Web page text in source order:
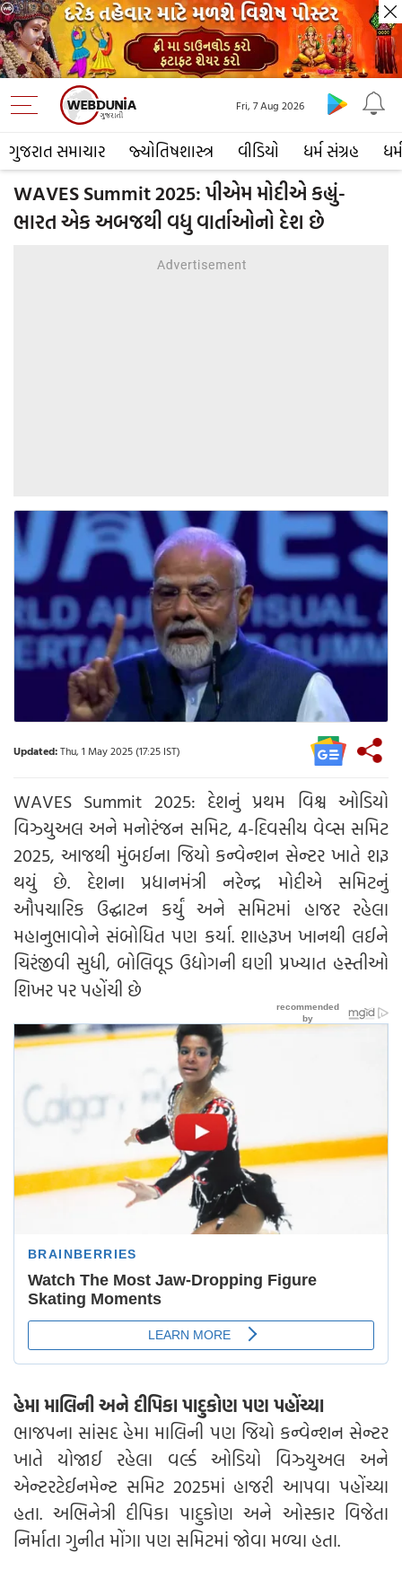
ગુજરાત સમાચાર જ્યોતિષશાસ્ત્ર વીડિયો ધર્મ સંગ્રહ ધર્મ
Fri, 7 Aug 2026
WAVES Summit 2025: પીએમ મોદીએ કહ્યું-
ભારત એક અબજથી વધુ વાર્તાઓનો દેશ છે
Updated:Thu, 1 May 2025 (17:25 IST)
WAVES Summit 2025: દેશનું પ્રથમ વિશ્વ ઓડિયો
વિઝ્યુઅલ અને મનોરંજન સમિટ, 4-દિવસીય વેવ્સ સમિટ
2025, આજથી મુંબઈના જિયો કન્વેન્શન સેન્ટર ખાતે શરૂ
થયું છે. દેશના પ્રધાનમંત્રી નરેન્દ્ર મોદીએ સમિટનું
ઔપચારિક ઉદ્ઘાટન કર્યું અને સમિટમાં હાજર રહેલા
મહાનુભાવોને સંબોધિત પણ કર્યા. શાહરૂખ ખાનથી લઈને
ચિરંજીવી સુધી, બોલિવૂડ ઉદ્યોગની ઘણી પ્રખ્યાત હસ્તીઓ
શિખર પર પહોંચી છે
હેમા માલિની અને દીપિકા પાદુકોણ પણ પહોંચ્યા
ભાજપના સાંસદ હેમા માલિની પણ જિયો કન્વેન્શન સેન્ટર
ખાતે યોજાઈ રહેલા વર્લ્ડ ઓડિયો વિઝ્યુઅલ અને
એન્ટરટેઈનમેન્ટ સમિટ 2025માં હાજરી આપવા પહોંચ્યા
હતા. અભિનેત્રી દીપિકા પાદુકોણ અને ઓસ્કાર વિજેતા
નિર્માતા ગુનીત મોંગા પણ સમિટમાં જોવા મળ્યા હતા.